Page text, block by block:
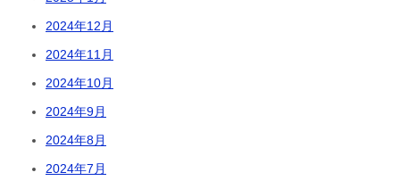
2024年12月
2024年11月
2024年10月
2024年9月
2024年8月
2024年7月